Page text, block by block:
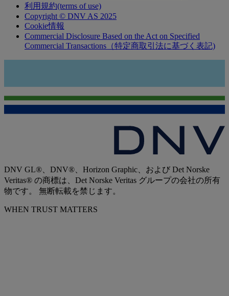
利用規約(terms of use)
Copyright © DNV AS 2025
Cookie情報
Commercial Disclosure Based on the Act on Specified
Commercial Transactions（特定商取引法に基づく表記)
DNV GL®、DNV®、Horizon Graphic、および Det Norske
Veritas® の商標は、Det Norske Veritas グループの会社の所有
物です。 無断転載を禁じます。
WHEN TRUST MATTERS